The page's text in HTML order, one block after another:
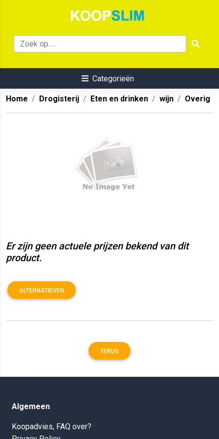
Categorieën
Home Drogisterij Eten en drinken wijn Overig
Er zijn geen actuele prijzen bekend van dit
product.
ALTERNATIEVEN
TERUG
Algemeen
Koopadvies, FAQ over?